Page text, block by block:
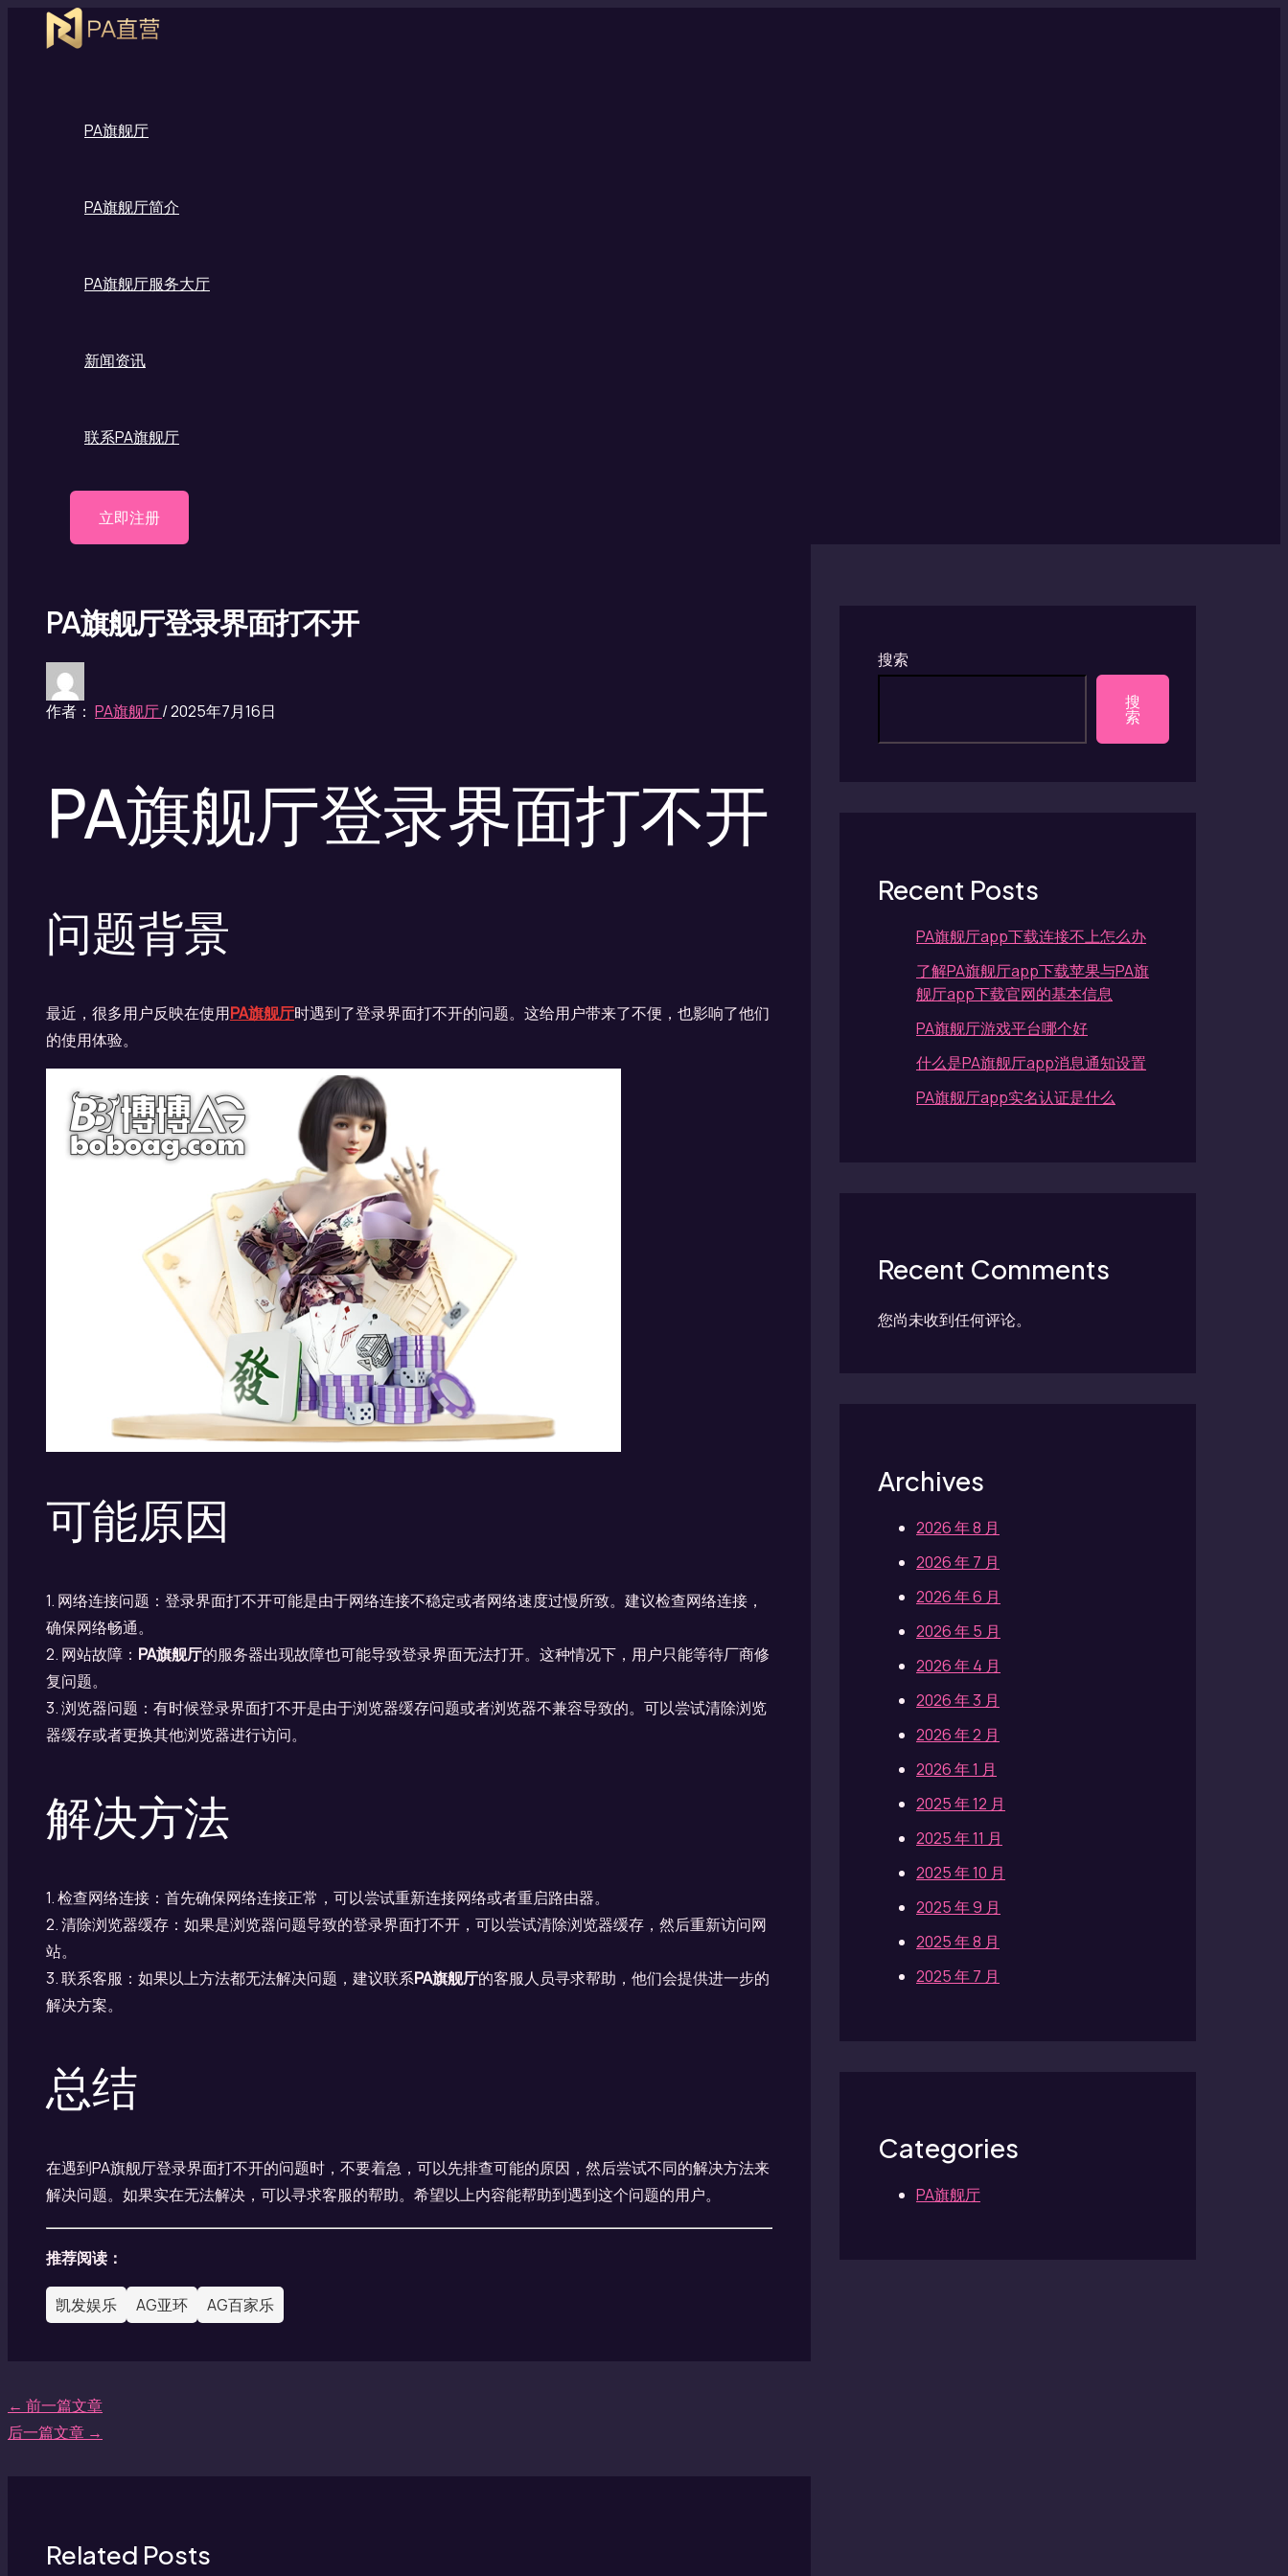
PA旗舰厅
PA旗舰厅简介
PA旗舰厅服务大厅
新闻资讯
联系PA旗舰厅
立即注册
PA旗舰厅登录界面打不开
作者： PA旗舰厅/2025年7月16日
PA旗舰厅登录界面打不开
问题背景
最近，很多用户反映在使用PA旗舰厅时遇到了登录界面打不开的问题。这给用户带来了不便，也影响了他们
的使用体验。
可能原因
1. 网络连接问题：登录界面打不开可能是由于网络连接不稳定或者网络速度过慢所致。建议检查网络连接，
确保网络畅通。
2. 网站故障： PA旗舰厅的服务器出现故障也可能导致登录界面无法打开。这种情况下，用户只能等待厂商修
复问题。
3. 浏览器问题：有时候登录界面打不开是由于浏览器缓存问题或者浏览器不兼容导致的。可以尝试清除浏览
器缓存或者更换其他浏览器进行访问。
解决方法
1. 检查网络连接：首先确保网络连接正常，可以尝试重新连接网络或者重启路由器。
2. 清除浏览器缓存：如果是浏览器问题导致的登录界面打不开，可以尝试清除浏览器缓存，然后重新访问网
站。
3. 联系客服：如果以上方法都无法解决问题，建议联系PA旗舰厅的客服人员寻求帮助，他们会提供进一步的
解决方案。
总结
在遇到PA旗舰厅登录界面打不开的问题时，不要着急，可以先排查可能的原因，然后尝试不同的解决方法来
解决问题。如果实在无法解决，可以寻求客服的帮助。希望以上内容能帮助到遇到这个问题的用户。
推荐阅读：
凯发娱乐 AG亚环 AG百家乐
← 前一篇文章
后一篇文章 →
Related Posts
搜索
搜
索
Recent Posts
PA旗舰厅app下载连接不上怎么办
了解PA旗舰厅app下载苹果与PA旗
舰厅app下载官网的基本信息
PA旗舰厅游戏平台哪个好
什么是PA旗舰厅app消息通知设置
PA旗舰厅app实名认证是什么
Recent Comments
您尚未收到任何评论。
Archives
2026 年 8 月
2026 年 7 月
2026 年 6 月
2026 年 5 月
2026 年 4 月
2026 年 3 月
2026 年 2 月
2026 年 1 月
2025 年 12 月
2025 年 11 月
2025 年 10 月
2025 年 9 月
2025 年 8 月
2025 年 7 月
Categories
PA旗舰厅